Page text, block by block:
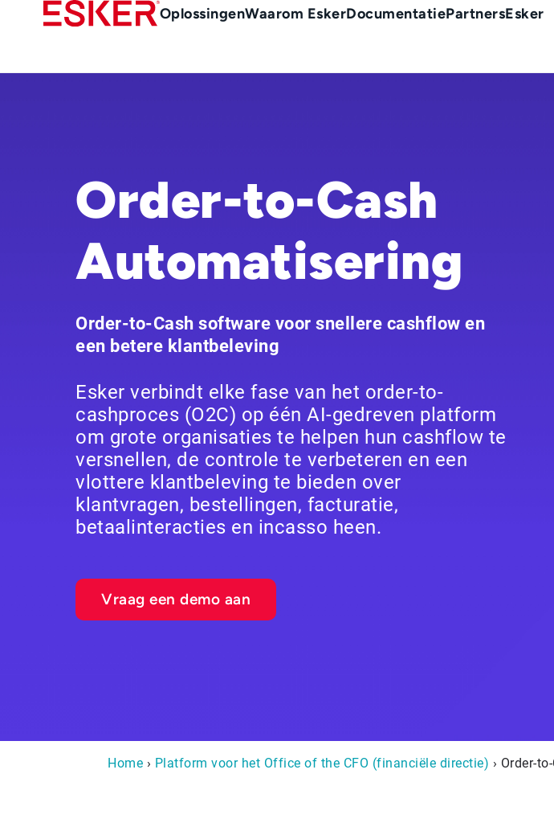
content
Main
nl
OplossingenWaarom EskerDocumentatiePartnersEsker
Order-to-Cash
Automatisering
Order-to-Cash software voor snellere cashflow en
een betere klantbeleving
Esker verbindt elke fase van het order-to-
cashproces (O2C) op één AI-gedreven platform
om grote organisaties te helpen hun cashflow te
versnellen, de controle te verbeteren en een
vlottere klantbeleving te bieden over
klantvragen, bestellingen, facturatie,
betaalinteracties en incasso heen.
Vraag een demo aan
Home › Platform voor het Office of the CFO (financiële directie) › Order-